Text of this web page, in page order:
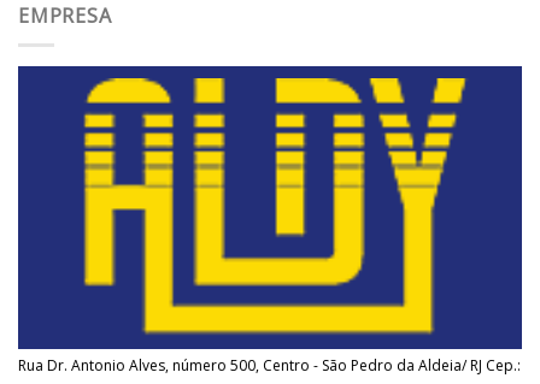
EMPRESA
Rua Dr. Antonio Alves, número 500, Centro - São Pedro da Aldeia/ RJ Cep.: